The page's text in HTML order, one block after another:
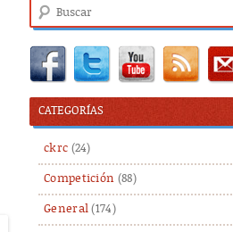
Buscar
CATEGORÍAS
ckrc (24)
Competición (88)
General (174)